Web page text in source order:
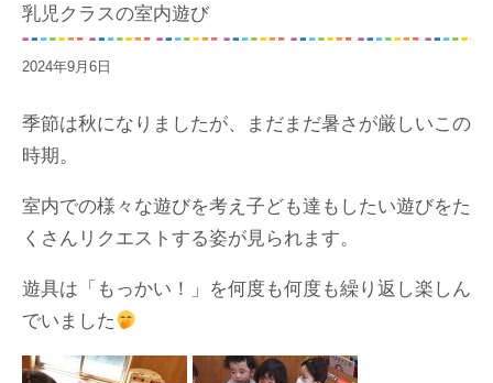
乳児クラスの室内遊び
2024年9月6日
季節は秋になりましたが、まだまだ暑さが厳しいこの
時期。
室内での様々な遊びを考え子ども達もしたい遊びをた
くさんリクエストする姿が見られます。
遊具は「もっかい！」を何度も何度も繰り返し楽しん
でいました